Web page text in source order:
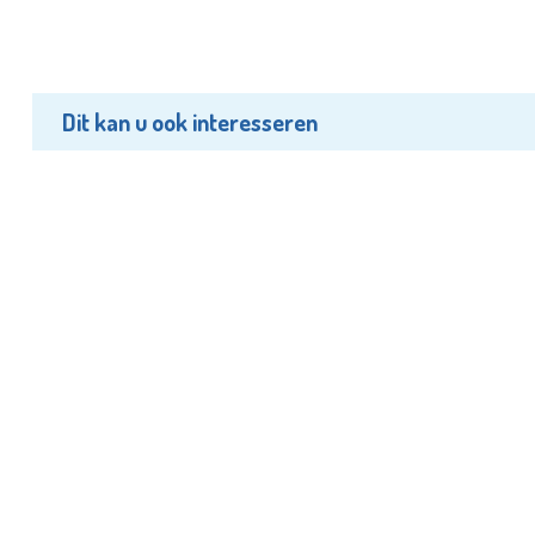
Dit kan u ook interesseren